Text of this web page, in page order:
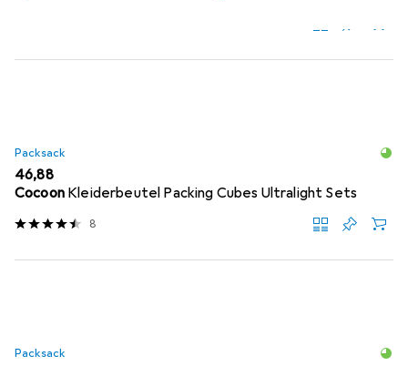
Packsack
EUR
46,88
Cocoon Kleiderbeutel Packing Cubes Ultralight Sets
8
Packsack